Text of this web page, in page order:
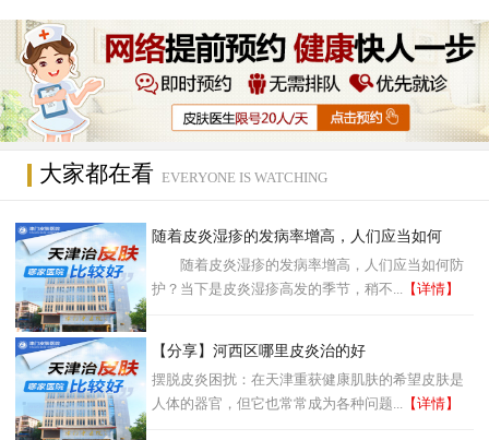
大家都在看 EVERYONE IS WATCHING
随着皮炎湿疹的发病率增高，人们应当如何
随着皮炎湿疹的发病率增高，人们应当如何防
护？当下是皮炎湿疹高发的季节，稍不... 【详情】
【分享】河西区哪里皮炎治的好
摆脱皮炎困扰：在天津重获健康肌肤的希望皮肤是
人体的器官，但它也常常成为各种问题... 【详情】